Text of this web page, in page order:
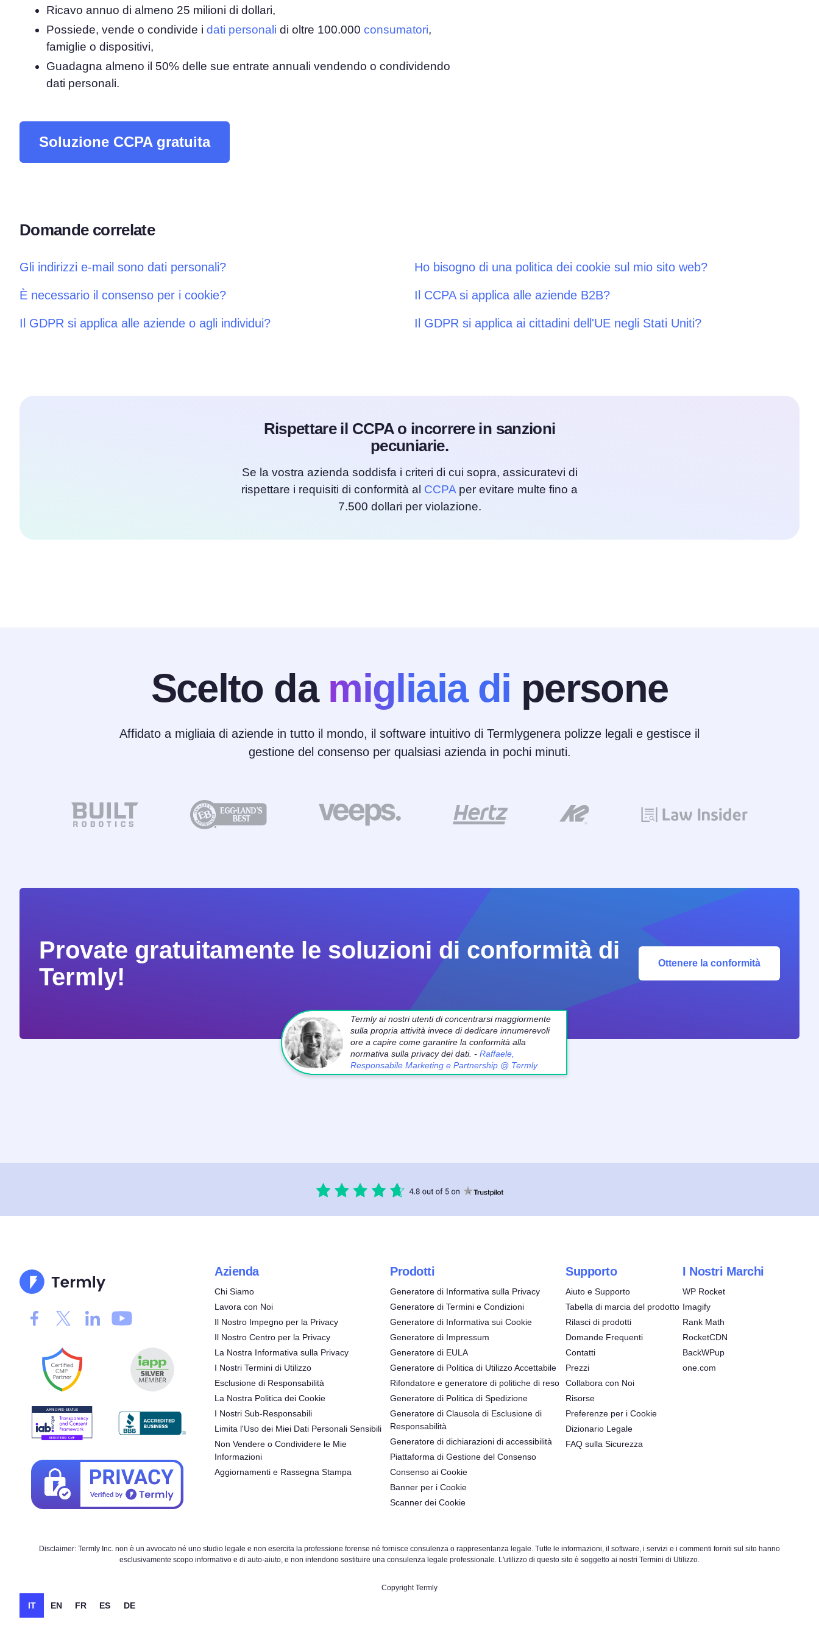
Piattaforma di Gestione del
Consenso ai Cookie
Scanner dei Cookie Generatore di banner per cookie
Ricavo annuo di almeno 25 milioni di dollari,
Possiede, vende o condivide i dati personali di oltre 100.000 consumatori,
famiglie o dispositivi,
Guadagna almeno il 50% delle sue entrate annuali vendendo o condividendo
dati personali.
Soluzione CCPA gratuita
Domande correlate
Gli indirizzi e-mail sono dati personali? Ho bisogno di una politica dei cookie sul mio sito web?
È necessario il consenso per i cookie? Il CCPA si applica alle aziende B2B?
Il GDPR si applica alle aziende o agli individui? Il GDPR si applica ai cittadini dell'UE negli Stati Uniti?
Rispettare il CCPA o incorrere in sanzioni
pecuniarie.
Se la vostra azienda soddisfa i criteri di cui sopra, assicuratevi di
rispettare i requisiti di conformità al CCPA per evitare multe fino a
7.500 dollari per violazione.
Scelto da migliaia di persone
Affidato a migliaia di aziende in tutto il mondo, il software intuitivo di Termlygenera polizze legali e gestisce il
gestione del consenso per qualsiasi azienda in pochi minuti.
Provate gratuitamente le soluzioni di conformità di
Termly!
Ottenere la conformità
Termly ai nostri utenti di concentrarsi maggiormente
sulla propria attività invece di dedicare innumerevoli
ore a capire come garantire la conformità alla
normativa sulla privacy dei dati. - Raffaele,
Responsabile Marketing e Partnership @ Termly
Azienda
Chi Siamo
Lavora con Noi
Il Nostro Impegno per la Privacy
Il Nostro Centro per la Privacy
La Nostra Informativa sulla Privacy
I Nostri Termini di Utilizzo
Esclusione di Responsabilità
La Nostra Politica dei Cookie
I Nostri Sub-Responsabili
Limita l'Uso dei Miei Dati Personali Sensibili
Non Vendere o Condividere le Mie
Informazioni
Aggiornamenti e Rassegna Stampa
Prodotti
Generatore di Informativa sulla Privacy
Generatore di Termini e Condizioni
Generatore di Informativa sui Cookie
Generatore di Impressum
Generatore di EULA
Generatore di Politica di Utilizzo Accettabile
Rifondatore e generatore di politiche di reso
Generatore di Politica di Spedizione
Generatore di Clausola di Esclusione di
Responsabilità
Generatore di dichiarazioni di accessibilità
Piattaforma di Gestione del Consenso
Consenso ai Cookie
Banner per i Cookie
Scanner dei Cookie
Supporto
Aiuto e Supporto
Tabella di marcia del prodotto
Rilasci di prodotti
Domande Frequenti
Contatti
Prezzi
Collabora con Noi
Risorse
Preferenze per i Cookie
Dizionario Legale
FAQ sulla Sicurezza
I Nostri Marchi
WP Rocket
Imagify
Rank Math
RocketCDN
BackWPup
one.com
Disclaimer: Termly Inc. non è un avvocato né uno studio legale e non esercita la professione forense né fornisce consulenza o rappresentanza legale. Tutte le informazioni, il software, i servizi e i commenti forniti sul sito hanno
esclusivamente scopo informativo e di auto-aiuto, e non intendono sostituire una consulenza legale professionale. L'utilizzo di questo sito è soggetto ai nostri Termini di Utilizzo.
Copyright Termly
IT EN FR ES DE